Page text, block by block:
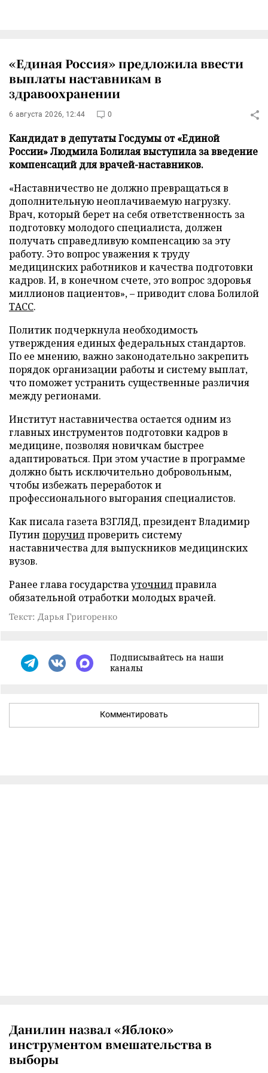
«Единая Россия» предложила ввести
выплаты наставникам в
здравоохранении
6 августа 2026, 12:44 0
Кандидат в депутаты Госдумы от «Единой
России» Людмила Болилая выступила за введение
компенсаций для врачей-наставников.
«Наставничество не должно превращаться в
дополнительную неоплачиваемую нагрузку.
Врач, который берет на себя ответственность за
подготовку молодого специалиста, должен
получать справедливую компенсацию за эту
работу. Это вопрос уважения к труду
медицинских работников и качества подготовки
кадров. И, в конечном счете, это вопрос здоровья
миллионов пациентов», – приводит слова Болилой
ТАСС.
Политик подчеркнула необходимость
утверждения единых федеральных стандартов.
По ее мнению, важно законодательно закрепить
порядок организации работы и систему выплат,
что поможет устранить существенные различия
между регионами.
Институт наставничества остается одним из
главных инструментов подготовки кадров в
медицине, позволяя новичкам быстрее
адаптироваться. При этом участие в программе
должно быть исключительно добровольным,
чтобы избежать переработок и
профессионального выгорания специалистов.
Как писала газета ВЗГЛЯД, президент Владимир
Путин поручилпроверить систему
наставничества для выпускников медицинских
вузов.
Ранее глава государствауточнилправила
обязательной отработки молодых врачей.
Текст: Дарья Григоренко
Подписывайтесь на наши
каналы
Комментировать
Данилин назвал «Яблоко»
инструментом вмешательства в
выборы